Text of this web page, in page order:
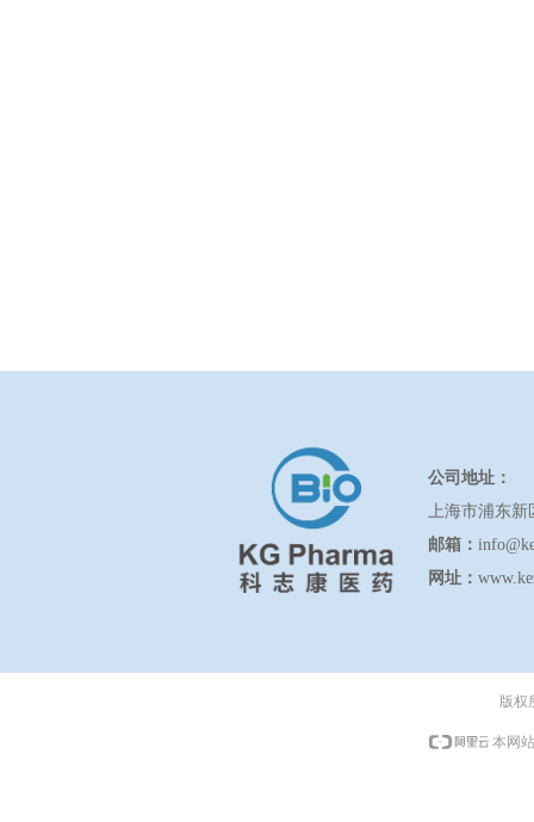
公司地址：
上海市浦东新
邮箱：
网址：
版权
本网